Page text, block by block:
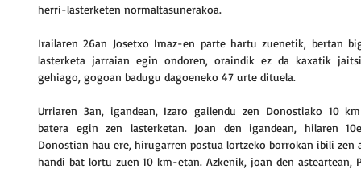
herri-lasterketen normaltasunerakoa.
Irailaren 26an Josetxo Imaz-en parte hartu zuenetik, bertan
lasterketa jarraian egin ondoren, oraindik ez da kaxatik
gehiago, gogoan badugu dagoeneko 47 urte dituela.
Urriaren 3an, igandean, Izaro gailendu zen Donostiako 10
batera egin zen lasterketan. Joan den igandean, hilaren
Donostian hau ere, hirugarren postua lortzeko borrokan ibili zen
handi bat lortu zuen 10 km-etan. Azkenik, joan den asteartean,